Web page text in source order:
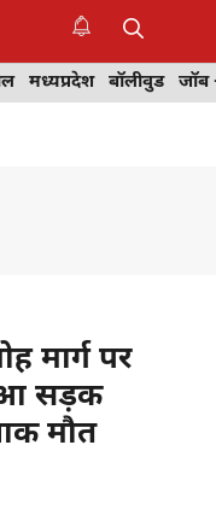
मध्यप्रदेश बॉलीवुड
मार्ग पर
सड़क
मौत